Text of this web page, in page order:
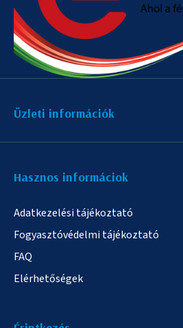
Üzleti információk
Hasznos informáciok
Adatkezelési tájékoztató
Fogyasztóvédelmi tájékoztató
FAQ
Elérhetőségek